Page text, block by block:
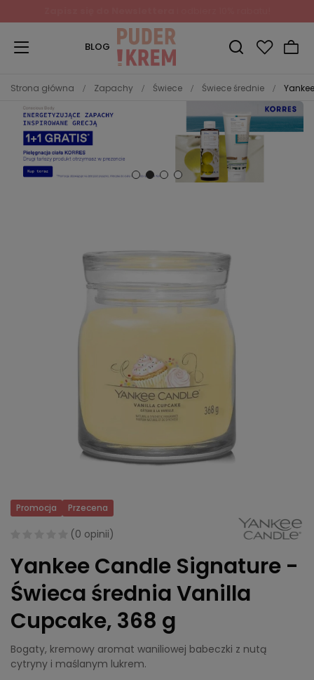
BLOG
Strona główna Zapachy Świece Świece średnie
Promocja Przecena
(0 opinii)
Yankee Candle Signature -
Świeca średnia Vanilla
Cupcake, 368 g
Bogaty, kremowy aromat waniliowej babeczki z nutą
cytryny i maślanym lukrem.